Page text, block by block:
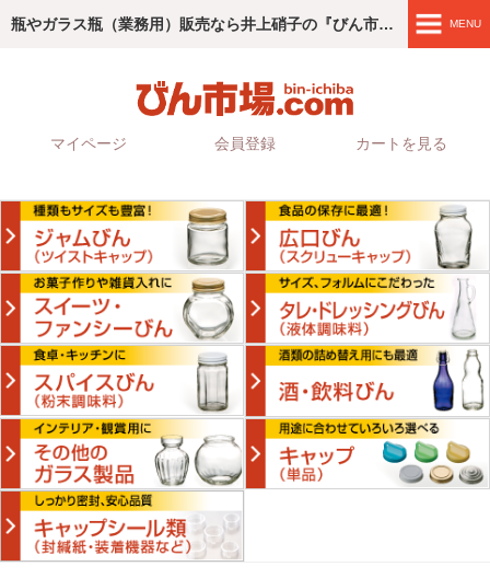
瓶やガラス瓶（業務用）販売なら井上硝子の『びん市場.com』
マイページ 会員登録 カートを見る
MENU
会社情報
お問い合わせ